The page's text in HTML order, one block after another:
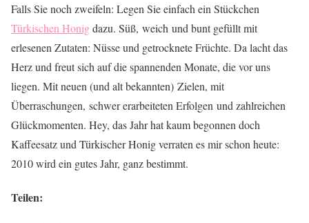
Falls Sie noch zweifeln: Legen Sie einfach ein Stückchen
Türkischen Honigdazu. Süß, weich und bunt gefüllt mit
erlesenen Zutaten: Nüsse und getrocknete Früchte. Da lacht das
Herz und freut sich auf die spannenden Monate, die vor uns
liegen. Mit neuen (und alt bekannten) Zielen, mit
Überraschungen, schwer erarbeiteten Erfolgen und zahlreichen
Glückmomenten. Hey, das Jahr hat kaum begonnen doch
Kaffeesatz und Türkischer Honig verraten es mir schon heute:
2010 wird ein gutes Jahr, ganz bestimmt.
Teilen: